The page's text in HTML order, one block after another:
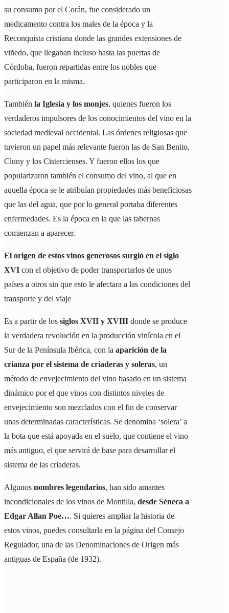
su consumo por el Corán, fue considerado un
medicamento contra los males de la época y la
Reconquista cristiana donde las grandes extensiones de
viñedo, que llegaban incluso hasta las puertas de
Córdoba, fueron repartidas entre los nobles que
participaron en la misma.
También la Iglesia y los monjes, quienes fueron los
verdaderos impulsores de los conocimientos del vino en la
sociedad medieval occidental. Las órdenes religiosas que
tuvieron un papel más relevante fueron las de San Benito,
Cluny y los Cistercienses. Y fueron ellos los que
popularizaron también el consumo del vino, al que en
aquella época se le atribuían propiedades más beneficiosas
que las del agua, que por lo general portaba diferentes
enfermedades. Es la época en la que las tabernas
comienzan a aparecer.
El origen de estos vinos generosos surgió en el siglo
XVI con el objetivo de poder transportarlos de unos
países a otros sin que esto le afectara a las condiciones del
transporte y del viaje
Es a partir de los siglos XVII y XVIII donde se produce
la verdadera revolución en la producción vinícola en el
Sur de la Península Ibérica, con la aparición de la
crianza por el sistema de criaderas y soleras, un
método de envejecimiento del vino basado en un sistema
dinámico por el que vinos con distintos niveles de
envejecimiento son mezclados con el fin de conservar
unas determinadas características. Se denomina ‘solera’ a
la bota que está apoyada en el suelo, que contiene el vino
más antiguo, el que servirá de base para desarrollar el
sistema de las criaderas.
Algunos nombres legendarios, han sido amantes
incondicionales de los vinos de Montilla, desde Séneca a
Edgar Allan Poe…. Si quieres ampliar la historia de
estos vinos, puedes consultarla en la página del Consejo
Regulador, una de las Denominaciones de Origen más
antiguas de España (de 1932).